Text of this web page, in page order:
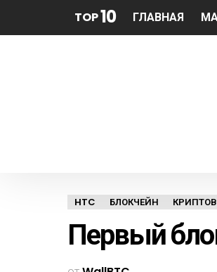
TOP10 ГЛАВНАЯ
HTC БЛОКЧЕЙН
Первый